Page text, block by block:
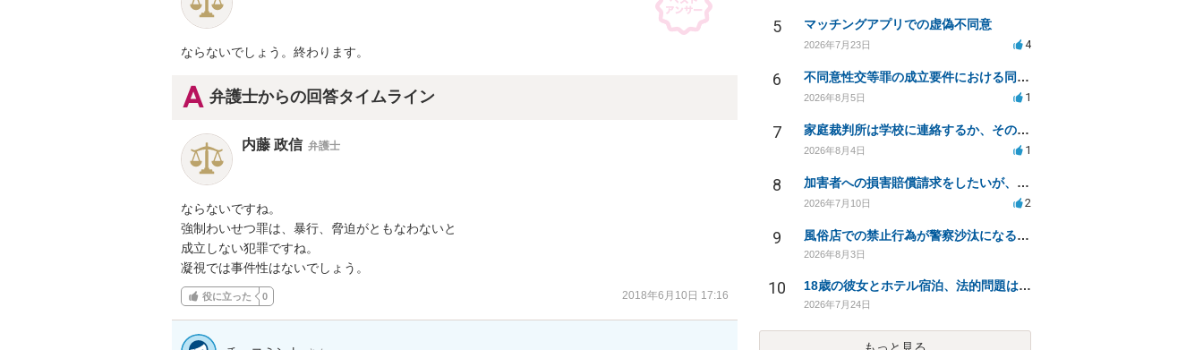
ならないでしょう。終わります。
弁護士からの回答タイムライン
内藤 政信 弁護士
ならないですね。
強制わいせつ罪は、暴行、脅迫がともなわないと
成立しない犯罪ですね。
凝視では事件性はないでしょう。
役に立った 0 2018年6月10日 17:16
5 マッチングアプリでの虚偽不同意
2026年7月23日 4
6 不同意性交等罪の成立要件における同意とアルコールの影響
2026年8月5日 1
7 家庭裁判所は学校に連絡するか、その内容について
2026年8月4日 1
8 加害者への損害賠償請求をしたいが、費用をあまりかけられない
2026年7月10日 2
9 風俗店での禁止行為が警察沙汰になる可能性について
2026年8月3日
10 18歳の彼女とホテル宿泊、法的問題はありますか？
2026年7月24日